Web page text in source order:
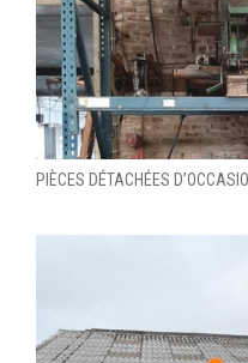
PIÈCES DÉTACHÉES